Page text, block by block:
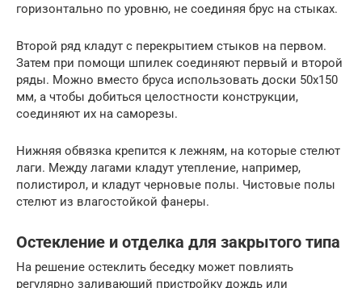
горизонтально по уровню, не соединяя брус на стыках.
Второй ряд кладут с перекрытием стыков на первом.
Затем при помощи шпилек соединяют первый и второй
ряды. Можно вместо бруса использовать доски 50х150
мм, а чтобы добиться целостности конструкции,
соединяют их на саморезы.
Нижняя обвязка крепится к лежням, на которые стелют
лаги. Между лагами кладут утепление, например,
полистирол, и кладут черновые полы. Чистовые полы
стелют из влагостойкой фанеры.
Остекление и отделка для закрытого типа
На решение остеклить беседку может повлиять
регулярно заливающий пристройку дождь или